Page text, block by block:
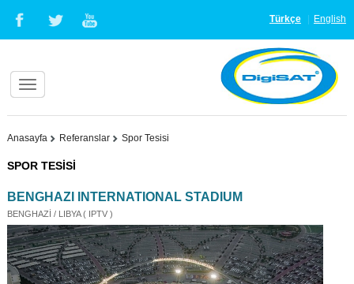
Türkçe English
Anasayfa Referanslar Spor Tesisi
SPOR TESİSİ
BENGHAZI INTERNATIONAL STADIUM
BENGHAZİ / LIBYA ( IPTV )